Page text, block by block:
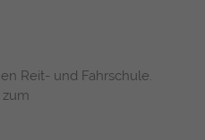
Reit- und Fahrschule.